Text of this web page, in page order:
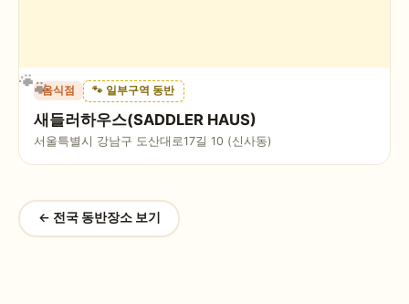
음식점 🐾 일부구역 동반
새들러하우스(SADDLER HAUS)
서울특별시 강남구 도산대로17길 10 (신사동)
← 전국 동반장소 보기